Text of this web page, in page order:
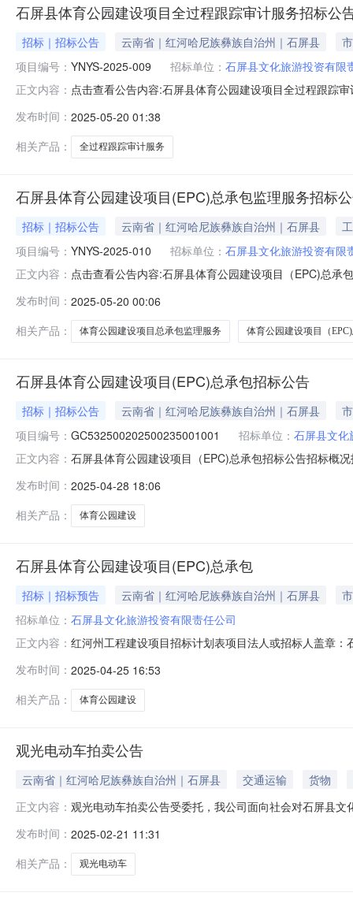
石屏县体育公园建设项目全过程跟踪审计服务招标公
招标｜招标公告 云南省｜红河哈尼族彝族自治州｜石屏县
项目编号： YNYS-2025-009 招标单位： 石屏县文化旅游投资有限
正文内容： 点击查看公告内容:石屏县体育公园建设项目全过程跟踪
为石屏县文化旅游投资有限责任公司。本项目已具备招
块、羽毛球场4块、排球
发布时间： 2025-05-20 01:38
相关产品：
全过程跟踪审计服务
石屏县体育公园建设项目(EPC)总承包监理服务招标
招标｜招标公告 云南省｜红河哈尼族彝族自治州｜石屏县
项目编号： YNYS-2025-010 招标单位： 石屏县文化旅游投资有限
正文内容： 点击查看公告内容:石屏县体育公园建设项目（EPC)总
30.15万元，招标人为石屏县文化旅游投资有限责任公司
球场4块、排球场
发布时间： 2025-05-20 00:06
相关产品：
体育公园建设项目总承包监理服务 体育公园建设项目（
石屏县体育公园建设项目(EPC)总承包招标公告
招标｜招标公告 云南省｜红河哈尼族彝族自治州｜石屏县
项目编号： GC532500202500235001001 招标单位： 石屏县文化
正文内容： 石屏县体育公园建设项目（EPC)总承包招标公告招标概
米，生态停车场1915.10平方米，公共厕所124.38平方
发布时间： 2025-04-28 18:06
相关产品：
体育公园建设
石屏县体育公园建设项目(EPC)总承包
招标｜招标预告 云南省｜红河哈尼族彝族自治州｜石屏县
招标单位： 石屏县文化旅游投资有限责任公司
正文内容： 红河州工程建设项目招标计划表项目法人或招标人盖章
乓球场4块、5人制足球场2块等运动场地，健身步道约
所1
发布时间： 2025-04-25 16:53
相关产品：
体育公园建设
观光电动车拍卖公告
云南省｜红河哈尼族彝族自治州｜石屏县 交通运输
货物
正文内容： 观光电动车拍卖公告受委托，我公司面向社会对石屏县
三、拍卖时间：2025年2月28日下午14:30时四、拍卖地
镇老火车
发布时间： 2025-02-21 11:31
相关产品：
观光电动车